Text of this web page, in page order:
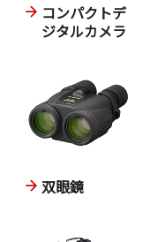
コンパクトデ
ジタルカメラ
双眼鏡